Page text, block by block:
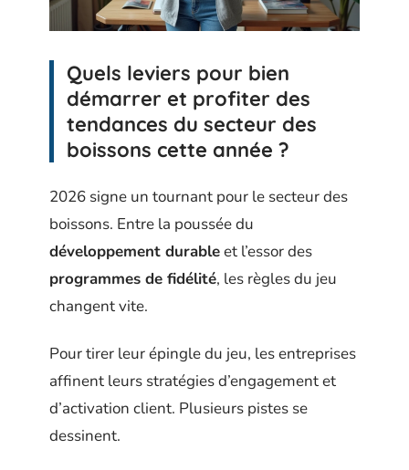
Quels leviers pour bien
démarrer et profiter des
tendances du secteur des
boissons cette année ?
2026 signe un tournant pour le secteur des
boissons. Entre la poussée du
développement durableet l’essor des
programmes de fidélité, les règles du jeu
changent vite.
Pour tirer leur épingle du jeu, les entreprises
affinent leurs stratégies d’engagement et
d’activation client. Plusieurs pistes se
dessinent.